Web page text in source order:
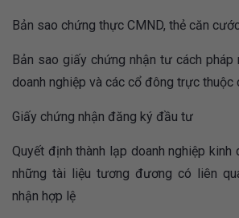
Bản sao chứng thực CMND, thẻ căn
Bản sao giấy chứng nhận tư cách pháp
doanh nghiệp và các cổ đông trực thuộc
Giấy chứng nhận đăng ký đầu tư
Quyết định thành lạp doanh nghiệp kinh
những tài liệu tương đương có liên
nhận hợp lệ